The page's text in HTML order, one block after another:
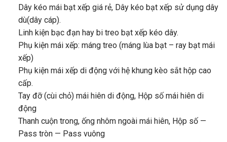
Dây kéo mái bạt xếp giá rẻ, Dây kéo bạt xếp sử dụng dây
dù(dây cáp).
Linh kiện bạc đạn hay bi treo bạt xếp kéo dây.
Phụ kiện mái xếp: máng treo (máng lùa bạt – ray bạt mái
xếp)
Phụ kiện mái xếp di động với hệ khung kèo sắt hộp cao
cấp.
Tay đỡ (cùi chỏ) mái hiên di động, Hộp số mái hiên di
động
Thanh cuộn trong, ống nhôm ngoài mái hiên, Hộp số —
Pass tròn — Pass vuông